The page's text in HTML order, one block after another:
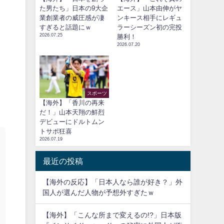
た男たち」日本の9大企
業創業者の威圧感が凄
すぎると話題にｗ
2026.07.25
エース」山本由伸がヤ
ンキース相手にレギュ
ラーシーズン初の完投
勝利！
2026.07.20
スポーツ
【海外】「香川の再来
だ！」山本天翔の鮮烈
デビューにドルトムン
トサポ狂喜
2026.07.19
最近の投稿
【海外の反応】「日本人なら誰が好き？」外
国人が選んだ人物が予想外すぎたｗ
【海外】「こんな所まで変えるの!?」日本版